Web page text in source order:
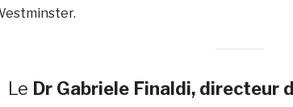
Le Dr Gabriele Finaldi, directeur